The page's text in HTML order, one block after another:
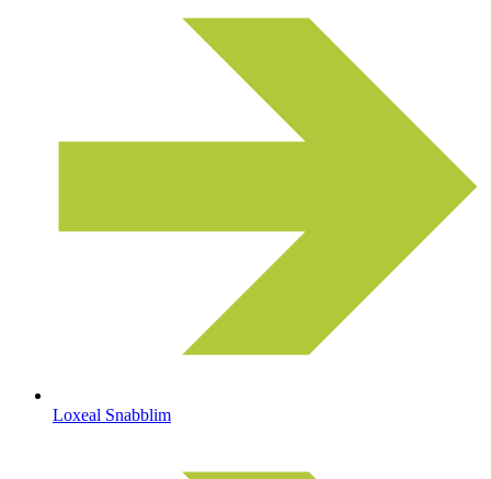
Loxeal Snabblim